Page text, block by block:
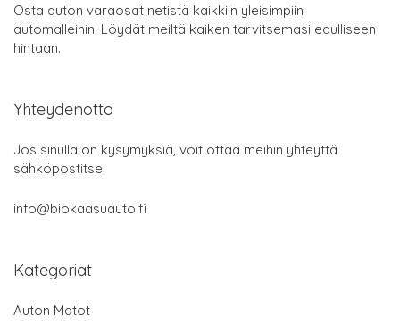
Osta auton varaosat netistä kaikkiin yleisimpiin
automalleihin. Löydät meiltä kaiken tarvitsemasi edulliseen
hintaan.
Yhteydenotto
Jos sinulla on kysymyksiä, voit ottaa meihin yhteyttä
sähköpostitse:
info@biokaasuauto.fi
Kategoriat
Auton Matot